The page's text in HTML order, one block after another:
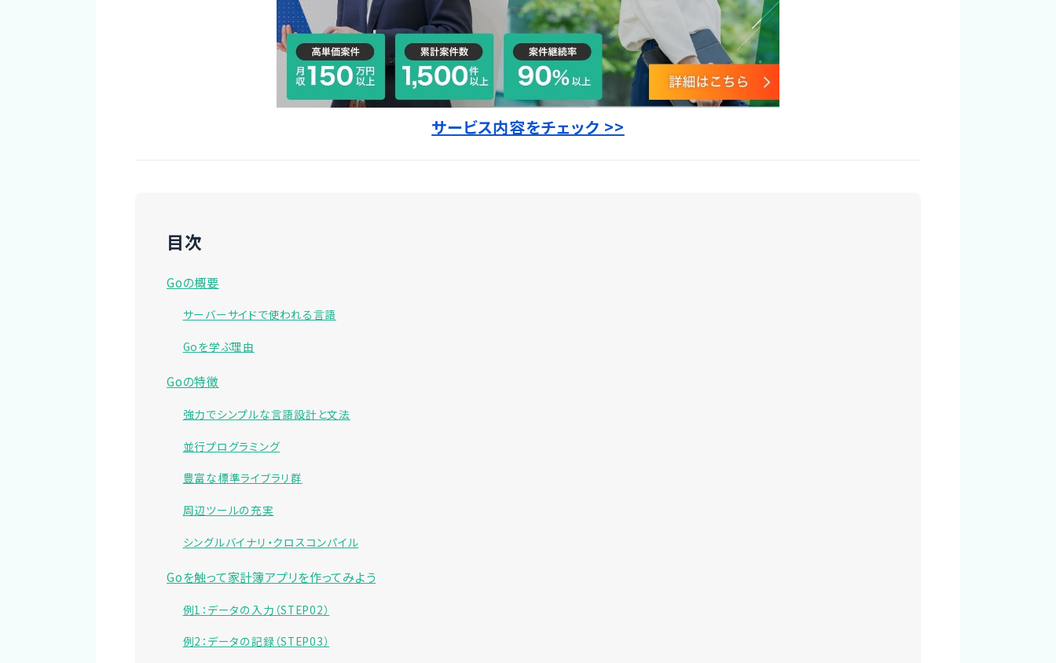
サービス内容をチェック >>
目次
Goの概要
サーバーサイドで使われる言語
Goを学ぶ理由
Goの特徴
強力でシンプルな言語設計と文法
並行プログラミング
豊富な標準ライブラリ群
周辺ツールの充実
シングルバイナリ・クロスコンパイル
Goを触って家計簿アプリを作ってみよう
例1：データの入力（STEP02）
例2：データの記録（STEP03）